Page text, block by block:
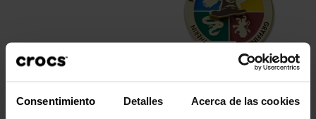
Consentimiento Detalles Acerca de las cookies